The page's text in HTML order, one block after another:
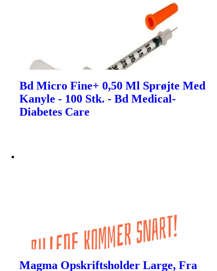
Bd Micro Fine+ 0,50 Ml Sprøjte Med
Kanyle - 100 Stk. - Bd Medical-
Diabetes Care
Magma Opskriftsholder Large, Fra